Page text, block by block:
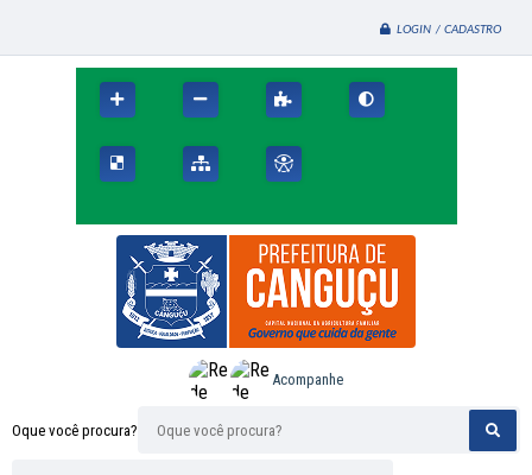
LOGIN / CADASTRO
Oque você procura?
Acompanhe